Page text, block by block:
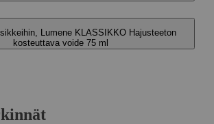
Lumene KLASSIKKO Hajusteeton
kosteuttava voide 75 ml